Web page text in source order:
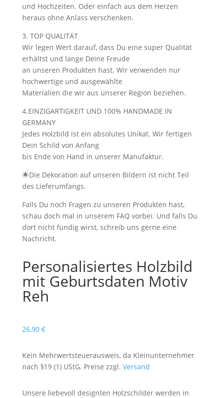
und Hochzeiten. Oder einfach aus dem Herzen
heraus ohne Anlass verschenken.
3. TOP QUALITÄT
Wir legen Wert darauf, dass Du eine super Qualität
erhältst und lange Deine Freude
an unseren Produkten hast. Wir verwenden nur
hochwertige und ausgewählte
Materialien die wir aus unserer Region beziehen.
4.EINZIGARTIGKEIT UND 100% HANDMADE IN
GERMANY
Jedes Holzbild ist ein absolutes Unikat. Wir fertigen
Dein Schild von Anfang
bis Ende von Hand in unserer Manufaktur.
🌟Die Dekoration auf unseren Bildern ist nicht Teil
des Lieferumfangs.
Falls Du noch Fragen zu unseren Produkten hast,
schau doch mal in unserem FAQ vorbei. Und falls Du
dort nicht fündig wirst, schreib uns gerne eine
Nachricht.
Personalisiertes Holzbild
mit Geburtsdaten Motiv
Reh
26,90 €
Kein Mehrwertsteuerausweis, da Kleinunternehmer
nach §19 (1) UStG. Preise zzgl. Versand
Unsere liebevoll designten Holzschilder werden in